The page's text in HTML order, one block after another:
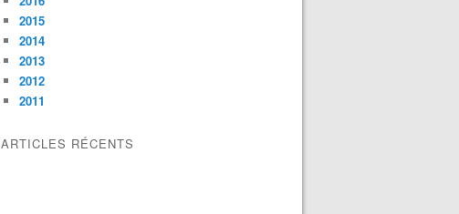
2015
2014
2013
2012
2011
ARTICLES RÉCENTS